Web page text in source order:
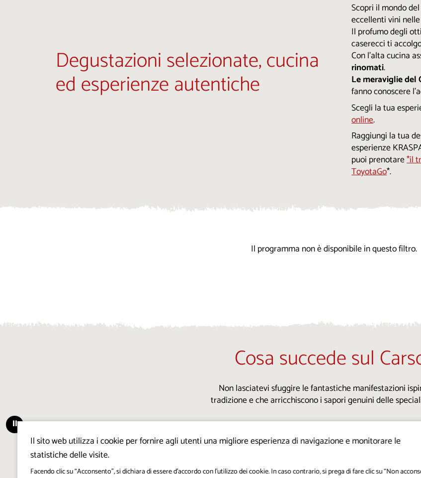
Degustazioni selezionate, cucina
ed esperienze autentiche
Scopri il mondo
eccellenti vini nelle
Il profumo degli
caserecci ti
Con l'alta cucina
rinomati.
Le meraviglie del
fanno conoscere
Scegli la tua
online.
Raggiungi la tua
esperienze
puoi prenotare*il
ToyotaGo*.
Il programma non è disponibile in questo filtro.
Cosa succede sul
Non lasciatevi sfuggire le fantastiche manifestazioni
tradizione e che arricchiscono i sapori genuini delle
⏸
Il sito web utilizza i cookie per fornire agli utenti una migliore esperienza di navigazione e monitorare le
statistiche delle visite.
Facendo clic su “Acconsento”, si dichiara di essere d’accordo con l’utilizzo dei cookie. In caso contrario, si prega di fare clic su “Non